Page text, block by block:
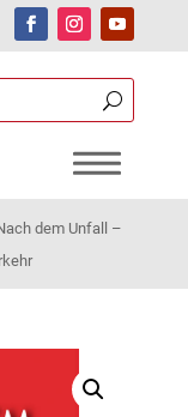
dem Unfall –